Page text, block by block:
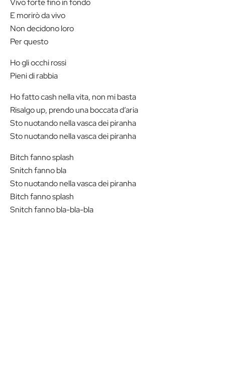
Vivo forte fino in fondo
E morirò da vivo
Non decidono loro
Per questo
Ho gli occhi rossi
Pieni di rabbia
Ho fatto cash nella vita, non mi basta
Risalgo up, prendo una boccata d’aria
Sto nuotando nella vasca dei piranha
Sto nuotando nella vasca dei piranha
Bitch fanno splash
Snitch fanno bla
Sto nuotando nella vasca dei piranha
Bitch fanno splash
Snitch fanno bla-bla-bla